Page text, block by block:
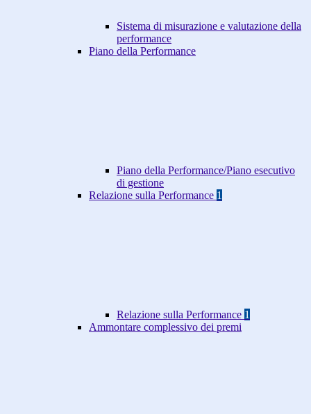
Sistema di misurazione e valutazione della
performance
Piano della Performance
Piano della Performance/Piano esecutivo
di gestione
Relazione sulla Performance 1
Relazione sulla Performance 1
Ammontare complessivo dei premi